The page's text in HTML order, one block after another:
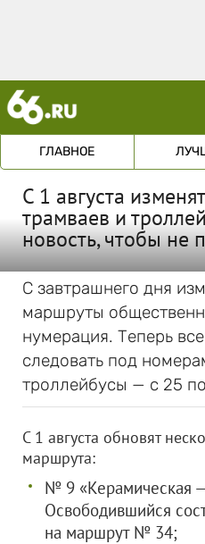
ГЛАВНОЕ
С 1 августа
трамваев и
новость, чтобы не
С завтрашнего дня
маршруты
нумерация. Теперь
следовать под
троллейбусы — с 25
С 1 августа обновят
маршрута:
№ 9 «Керамическая
Освободившийся
на маршрут № 34;